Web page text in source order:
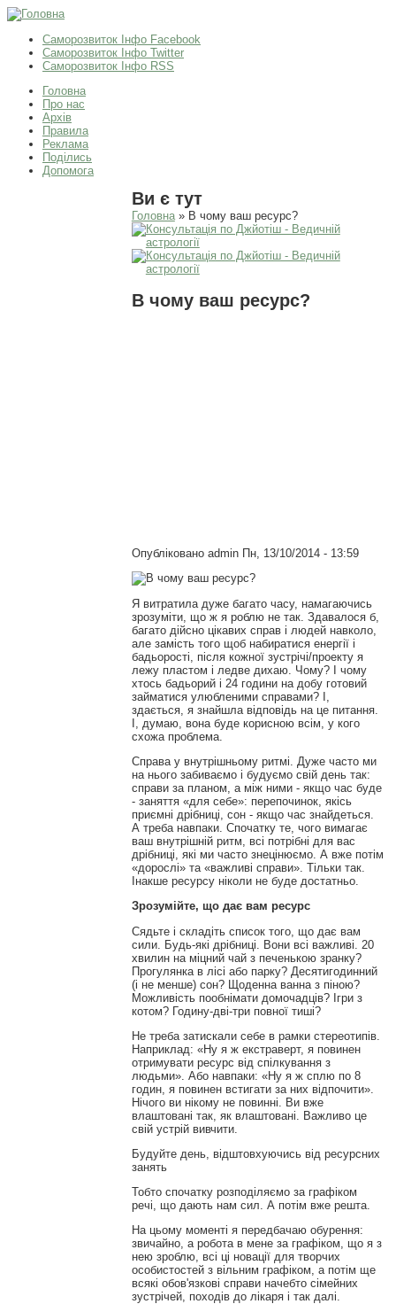
Саморозвиток Інфо Facebook
Саморозвиток Інфо Twitter
Саморозвиток Інфо RSS
Головна
Про нас
Архів
Правила
Реклама
Поділись
Допомога
Ви є тут
Головна» В чому ваш ресурс?
В чому ваш ресурс?
Опубліковано adminПн, 13/10/2014 - 13:59
Я витратила дуже багато часу, намагаючись
зрозуміти, що ж я роблю не так. Здавалося б,
багато дійсно цікавих справ і людей навколо,
але замість того щоб набиратися енергії і
бадьорості, після кожної зустрічі/проекту я
лежу пластом і ледве дихаю. Чому? І чому
хтось бадьорий і 24 години на добу готовий
займатися улюбленими справами? І,
здається, я знайшла відповідь на це питання.
І, думаю, вона буде корисною всім, у кого
схожа проблема.
Справа у внутрішньому ритмі. Дуже часто ми
на нього забиваємо і будуємо свій день так:
справи за планом, а між ними - якщо час буде
- заняття «для себе»: перепочинок, якісь
приємні дрібниці, сон - якщо час знайдеться.
А треба навпаки. Спочатку те, чого вимагає
ваш внутрішній ритм, всі потрібні для вас
дрібниці, які ми часто знецінюємо. А вже потім
«дорослі» та «важливі справи». Тільки так.
Інакше ресурсу ніколи не буде достатньо.
Зрозумійте, що дає вам ресурс
Сядьте і складіть список того, що дає вам
сили. Будь-які дрібниці. Вони всі важливі. 20
хвилин на міцний чай з печенькою зранку?
Прогулянка в лісі або парку? Десятигодинний
(і не менше) сон? Щоденна ванна з піною?
Можливість пообнімати домочадців? Ігри з
котом? Годину-дві-три повної тиші?
Не треба затискали себе в рамки стереотипів.
Наприклад: «Ну я ж екстраверт, я повинен
отримувати ресурс від спілкування з
людьми». Або навпаки: «Ну я ж сплю по 8
годин, я повинен встигати за них відпочити».
Нічого ви нікому не повинні. Ви вже
влаштовані так, як влаштовані. Важливо це
свій устрій вивчити.
Будуйте день, відштовхуючись від ресурсних
занять
Тобто спочатку розподіляємо за графіком
речі, що дають нам сил. А потім вже решта.
На цьому моменті я передбачаю обурення:
звичайно, а робота в мене за графіком, що я з
нею зроблю, всі ці новації для творчих
особистостей з вільним графіком, а потім ще
всякі обов'язкові справи начебто сімейних
зустрічей, походів до лікаря і так далі.